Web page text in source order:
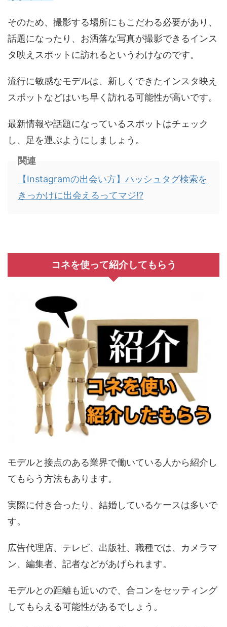
そのため、撮影する場所にもこだわる必要があり、
話題になったり、お洒落な写真が撮影できるインス
タ映えスポットに訪れるというわけなのです。
流行に敏感なモデルは、新しくできたインスタ映え
スポットなどはいち早く訪れる可能性が高いです。
最新情報や話題になっているスポットはチェック
し、足を運ぶようにしましょう。
関連
【Instagramの出会い方】ハッシュタグ検索を
きっかけに出会えるってマジ!?
コネを使って紹介してもらう
モデルと接点のある業界で働いている人から紹介し
てもらう方法もあります。
実際に付き合ったり、結婚しているケースは多いで
す。
広告代理店、テレビ、出版社、職種では、カメラマ
ン、編集者、記者などがあげられます。
モデルとの距離も近いので、合コンをセッティング
してもらえる可能性があるでしょう。